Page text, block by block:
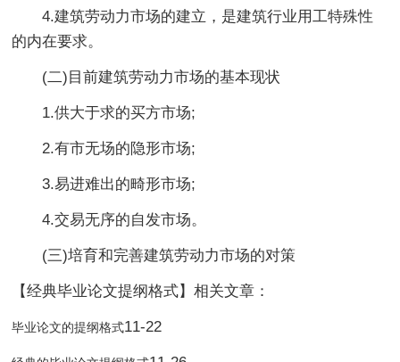
4.建筑劳动力市场的建立，是建筑行业用工特殊性
的内在要求。
(二)目前建筑劳动力市场的基本现状
1.供大于求的买方市场;
2.有市无场的隐形市场;
3.易进难出的畸形市场;
4.交易无序的自发市场。
(三)培育和完善建筑劳动力市场的对策
【经典毕业论文提纲格式】相关文章：
毕业论文的提纲格式11-22